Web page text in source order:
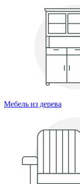
Мебель из дерева